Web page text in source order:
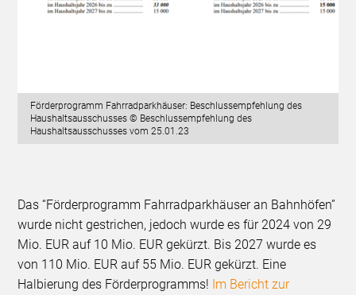
Förderprogramm Fahrradparkhäuser: Beschlussempfehlung des
Haushaltsausschusses © Beschlussempfehlung des
Haushaltsausschusses vom 25.01.23
Das “Förderprogramm Fahrradparkhäuser an Bahnhöfen”
wurde nicht gestrichen, jedoch wurde es für 2024 von 29
Mio. EUR auf 10 Mio. EUR gekürzt. Bis 2027 wurde es
von 110 Mio. EUR auf 55 Mio. EUR gekürzt. Eine
Halbierung des Förderprogramms! Im Bericht zur